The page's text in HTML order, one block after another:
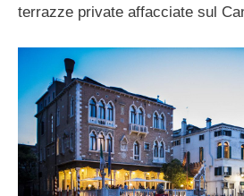
terrazze private affacciate sul